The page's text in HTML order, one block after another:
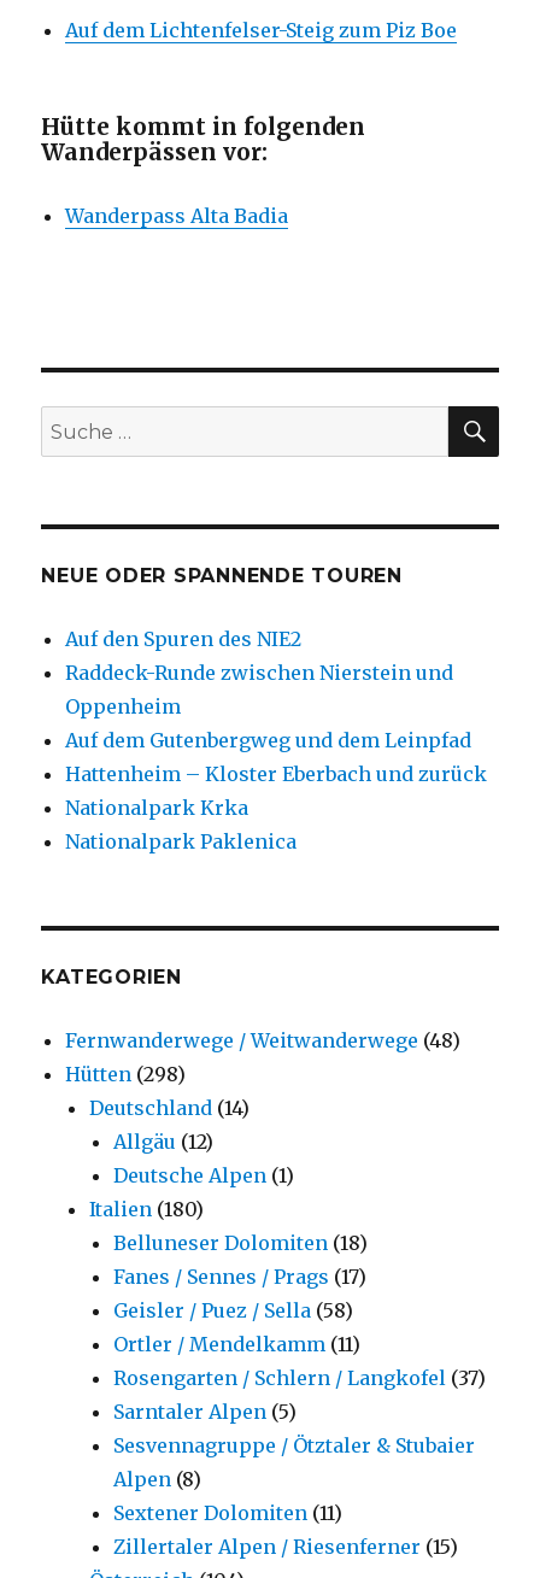
Auf dem Lichtenfelser-Steig zum Piz Boe
Hütte kommt in folgenden
Wanderpässen vor:
Wanderpass Alta Badia
Suche
nach:
NEUE ODER SPANNENDE TOUREN
Auf den Spuren des NIE2
Raddeck-Runde zwischen Nierstein und
Oppenheim
Auf dem Gutenbergweg und dem Leinpfad
Hattenheim – Kloster Eberbach und zurück
Nationalpark Krka
Nationalpark Paklenica
KATEGORIEN
Fernwanderwege / Weitwanderwege (48)
Hütten (298)
Deutschland (14)
Allgäu (12)
Deutsche Alpen (1)
Italien (180)
Belluneser Dolomiten (18)
Fanes / Sennes / Prags (17)
Geisler / Puez / Sella (58)
Ortler / Mendelkamm (11)
Rosengarten / Schlern / Langkofel (37)
Sarntaler Alpen (5)
Sesvennagruppe / Ötztaler & Stubaier
Alpen (8)
Sextener Dolomiten (11)
Zillertaler Alpen / Riesenferner (15)